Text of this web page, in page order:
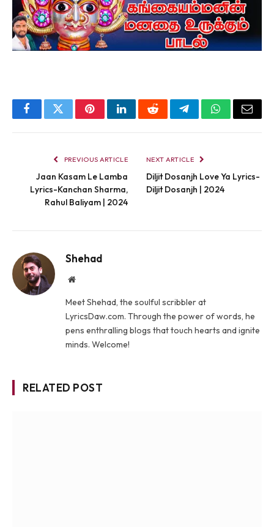
FacebookTwitterPinterestLinkedInRedditTelegramWhatsApp
Email
PREVIOUS ARTICLE
Jaan Kasam Le Lamba
Lyrics-Kanchan Sharma,
Rahul Baliyam | 2024
NEXT ARTICLE
Diljit Dosanjh Love Ya Lyrics-
Diljit Dosanjh | 2024
Shehad
Website
Meet Shehad, the soulful scribbler at
LyricsDaw.com. Through the power of words, he
pens enthralling blogs that touch hearts and ignite
minds. Welcome!
RELATED POST